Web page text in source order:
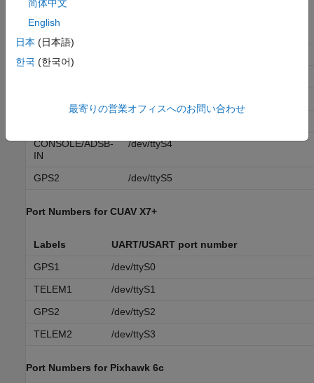
Labels
CONSOLE/ADSB-
IN
/dev/ttyS4
GPS2 /dev/ttyS5
Port Numbers for CUAV X7+
Labels
UART/USART port number
GPS1
/dev/ttyS0
TELEM1
/dev/ttyS1
GPS2
/dev/ttyS2
TELEM2
/dev/ttyS3
Port Numbers for Pixhawk 6c
简体中文
English
日本 (日本語)
한국 (한국어)
最寄りの営業オフィスへのお問い合わせ